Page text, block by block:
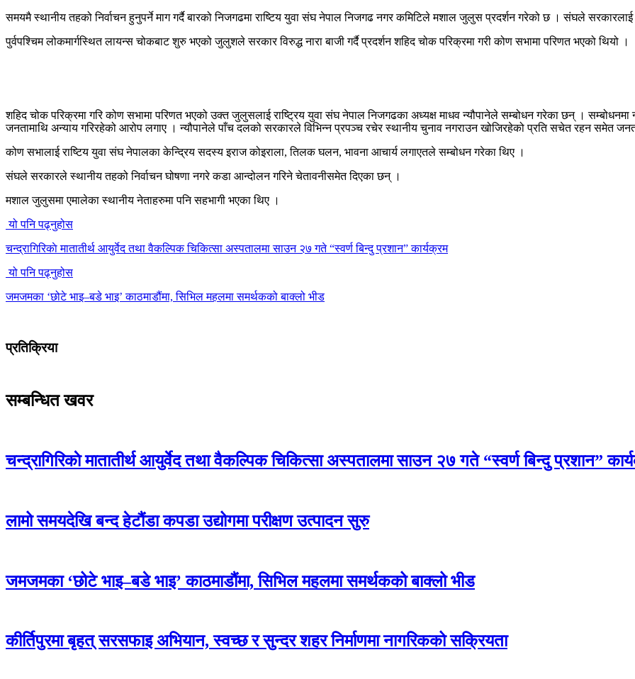
समयमै स्थानीय तहको निर्वाचन हुनुपर्ने माग गर्दै बारको निजगढमा राष्टिय युवा संघ नेपाल निजगढ नगर कमिटिले मशाल जुलुस प्रदर्शन गरेको छ । संघले
पुर्वपश्चिम लोकमार्गस्थित लायन्स चोकबाट शुरु भएको जुलुशले सरकार विरुद्ध नारा बाजी गर्दै प्रदर्शन शहिद चोक परिक्रमा गरी कोण सभामा परिणत भएको थियो ।
शहिद चोक परिक्रमा गरि कोण सभामा परिणत भएको उक्त जुलुसलाई राष्ट्रिय युवा संघ नेपाल निजगढका अध्यक्ष माधव न्यौपानेले सम्बोधन गरेका छन् । सम्बोधनमा
जनतामाथि अन्याय गरिरहेको आरोप लगाए । न्यौपानेले पाँच दलको सरकारले विभिन्न प्रपञ्च रचेर स्थानीय चुनाव नगराउन खोजिरहेको प्रति सचेत रहन समेत
कोण सभालाई राष्टिय युवा संघ नेपालका केन्द्रिय सदस्य इराज कोइराला, तिलक घलन, भावना आचार्य लगाएतले सम्बोधन गरेका थिए ।
संघले सरकारले स्थानीय तहको निर्वाचन घोषणा नगरे कडा आन्दोलन गरिने चेतावनीसमेत दिएका छन् ।
मशाल जुलुसमा एमालेका स्थानीय नेताहरुमा पनि सहभागी भएका थिए ।
यो पनि पढ्नुहोस
चन्द्रागिरिकाे मातातीर्थ आयुर्वेद तथा वैकल्पिक चिकित्सा अस्पतालमा साउन २७ गते “स्वर्ण बिन्दु प्रशान” कार्यक्रम
यो पनि पढ्नुहोस
जमजमका ‘छोटे भाइ–बडे भाइ’ काठमाडौंमा, सिभिल महलमा समर्थकको बाक्लो भीड
प्रतिक्रिया
सम्बन्धित खवर
चन्द्रागिरिकाे मातातीर्थ आयुर्वेद तथा वैकल्पिक चिकित्सा अस्पतालमा साउन २७ गते “स्वर्ण बिन्दु प्रशान”
लामो समयदेखि बन्द हेटौंडा कपडा उद्योगमा परीक्षण उत्पादन सुरु
जमजमका ‘छोटे भाइ–बडे भाइ’ काठमाडौंमा, सिभिल महलमा समर्थकको बाक्लो भीड
कीर्तिपुरमा बृहत् सरसफाइ अभियान, स्वच्छ र सुन्दर शहर निर्माणमा नागरिकको सक्रियता